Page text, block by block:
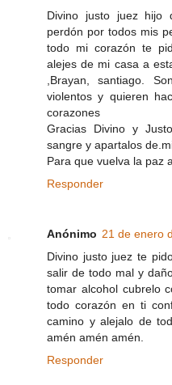
Divino justo juez hijo
perdón por todos mis
todo mi corazón te
alejes de mi casa a
,Brayan, santiago.
violentos y quieren
corazones
Gracias Divino y
sangre y apartalos
Para que vuelva la paz
Responder
Anónimo 21 de enero
Divino justo juez te
salir de todo mal y
tomar alcohol cubrelo
todo corazón en ti
camino y alejalo de
amén amén amén.
Responder